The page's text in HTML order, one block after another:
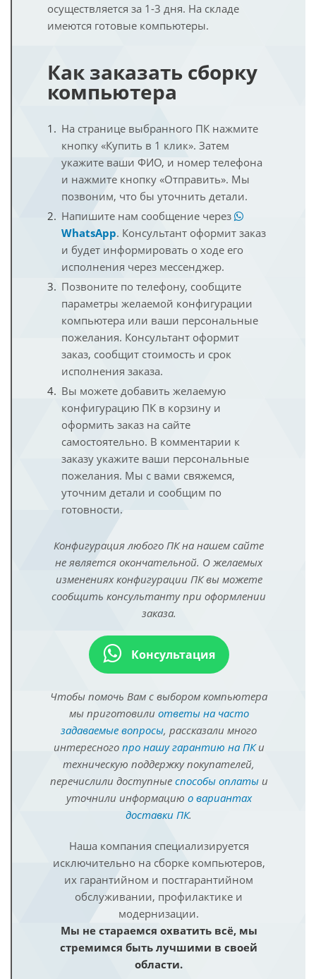
осуществляется за 1-3 дня. На складе
имеются готовые компьютеры.
Как заказать сборку
компьютера
На странице выбранного ПК нажмите
кнопку «Купить в 1 клик». Затем
укажите ваши ФИО, и номер телефона
и нажмите кнопку «Отправить». Мы
позвоним, что бы уточнить детали.
Напишите нам сообщение через
WhatsApp. Консультант оформит заказ
и будет информировать о ходе его
исполнения через мессенджер.
Позвоните по телефону, сообщите
параметры желаемой конфигурации
компьютера или ваши персональные
пожелания. Консультант оформит
заказ, сообщит стоимость и срок
исполнения заказа.
Вы можете добавить желаемую
конфигурацию ПК в корзину и
оформить заказ на сайте
самостоятельно. В комментарии к
заказу укажите ваши персональные
пожелания. Мы с вами свяжемся,
уточним детали и сообщим по
готовности.
Конфигурация любого ПК на нашем сайте
не является окончательной. О желаемых
изменениях конфигурации ПК вы можете
сообщить консультанту при оформлении
заказа.
Консультация
Чтобы помочь Вам с выбором компьютера
мы приготовили ответы на часто
задаваемые вопросы, рассказали много
интересного про нашу гарантию на ПКи
техническую поддержку покупателей,
перечислили доступные способы оплатыи
уточнили информацию о вариантах
доставки ПК.
Наша компания специализируется
исключительно на сборке компьютеров,
их гарантийном и постгарантийном
обслуживании, профилактике и
модернизации.
Мы не стараемся охватить всё, мы
стремимся быть лучшими в своей
области.